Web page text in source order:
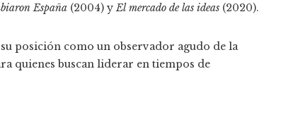
España (2004) yEl mercado de las ideas (2020).
posición como un observador agudo de la
quienes buscan liderar en tiempos de